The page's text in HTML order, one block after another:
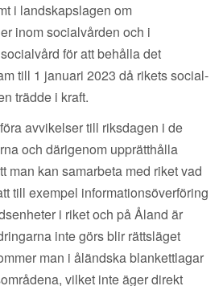
i landskapslagen om
inom socialvården och i
för att behålla det
till 1 januari 2023 då rikets social-
trädde i kraft.
avvikelser till riksdagen i de
och därigenom upprätthålla
man kan samarbeta med riket vad
till exempel informationsöverföring
i riket och på Åland är
inte görs blir rättsläget
man i åländska blankettlagar
vilket inte äger direkt